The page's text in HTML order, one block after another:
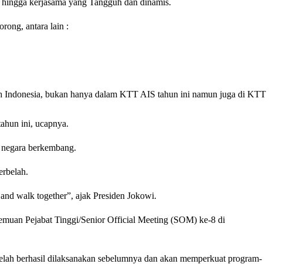
antara lain :
Indonesia, bukan hanya dalam KTT AIS tahun ini namun juga di KTT
ini, ucapnya.
berkembang.
walk together”, ajak Presiden Jokowi.
Pejabat Tinggi/Senior Official Meeting (SOM) ke-8 di
berhasil dilaksanakan sebelumnya dan akan memperkuat program-